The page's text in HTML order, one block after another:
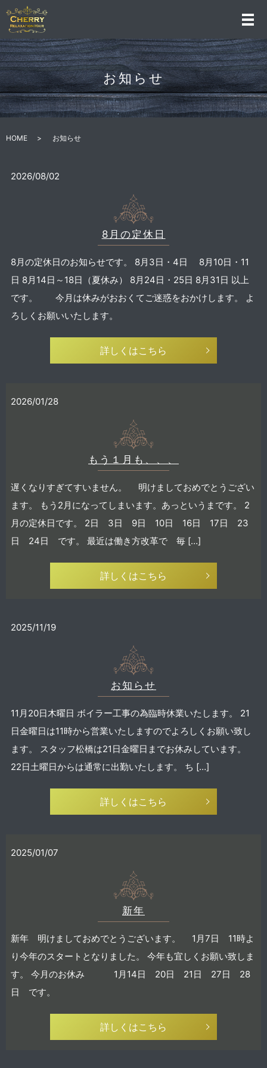
お知らせ
HOME お知らせ
2026/08/02
8月の定休日
8月の定休日のお知らせです。 8月3日・4日 8月10日・11
日 8月14日～18日（夏休み） 8月24日・25日 8月31日 以上
です。 今月は休みがおおくてご迷惑をおかけします。 よ
ろしくお願いいたします。
詳しくはこちら
2026/01/28
もう１月も、、、
遅くなりすぎてすいません。 明けましておめでとうござい
ます。 もう2月になってしまいます。あっというまです。 2
月の定休日です。 2日 3日 9日 10日 16日 17日 23
日 24日 です。 最近は働き方改革で 毎 […]
詳しくはこちら
2025/11/19
お知らせ
11月20日木曜日 ボイラー工事の為臨時休業いたします。 21
日金曜日は11時から営業いたしますのでよろしくお願い致し
ます。 スタッフ松橋は21日金曜日までお休みしています。
22日土曜日からは通常に出勤いたします。 ち […]
詳しくはこちら
2025/01/07
新年
新年 明けましておめでとうございます。 1月7日 11時よ
り今年のスタートとなりました。 今年も宜しくお願い致しま
す。 今月のお休み 1月14日 20日 21日 27日 28
日 です。
詳しくはこちら